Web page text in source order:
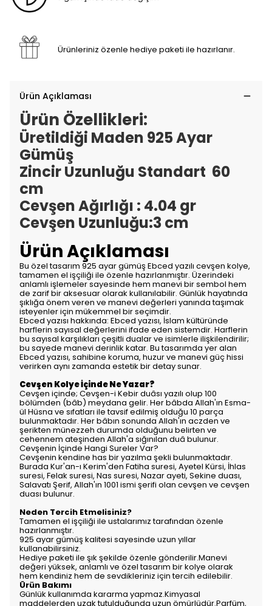
Ürünleriniz özenle hediye paketi ile hazırlanır.
Ürün Açıklaması
Ürün Özellikleri:
Üretildiği Maden 925 Ayar
Gümüş
Zincir Uzunluğu Standart 60
cm
Cevşen Ağırlığı : 4.04 gr
Cevşen Uzunluğu:3 cm
Ürün Açıklaması
Bu özel tasarım 925 ayar gümüş Ebced yazılı cevşen kolye,
tamamen el işçiliği ile özenle hazırlanmıştır. Üzerindeki
anlamlı işlemeler sayesinde hem manevi bir sembol hem
de zarif bir aksesuar olarak kullanılabilir. Günlük hayatında
şıklığa önem veren ve manevi değerleri yanında taşımak
isteyenler için mükemmel bir seçimdir.
Ebced yazısı hakkında: Ebced yazısı, İslam kültüründe
harflerin sayısal değerlerini ifade eden sistemdir. Harflerin
bu sayısal karşılıkları çeşitli dualar ve isimlerle ilişkilendirilir;
bu sayede manevi derinlik katar. Bu tasarımda yer alan
Ebced yazısı, sahibine koruma, huzur ve manevi güç hissi
verirken aynı zamanda estetik bir detay sunar.
Cevşen Kolye İçinde Ne Yazar?
Cevşen içinde; Cevşen-i Kebir duâsı yazılı olup 100
bölümden (bâb) meydana gelir. Her bâbda Allah'ın Esma-
ül Hüsna ve sıfatları ile tavsif edilmiş olduğu 10 parça
bulunmaktadır. Her bâbın sonunda Allah'ın aczden ve
şerikten münezzeh durumda olduğunu belirten ve
cehennem ateşinden Allah'a sığınılan duâ bulunur.
Cevşenin İçinde Hangi Sureler Var?
Cevşenin kendine has bir yazılma şekli bulunmaktadır.
Burada Kur'an-ı Kerim'den Fatiha suresi, Ayetel Kürsi, İhlas
suresi, Felak suresi, Nas suresi, Nazar ayeti, Sekine duası,
Salavatı Şerif, Allah'ın 1001 ismi şerifi olan cevşen ve cevşen
duası bulunur.
Neden Tercih Etmelisiniz?
Tamamen el işçiliği ile ustalarımız tarafından özenle
hazırlanmıştır.
925 ayar gümüş kalitesi sayesinde uzun yıllar
kullanabilirsiniz.
Hediye paketi ile şık şekilde özenle gönderilir.Manevi
değeri yüksek, anlamlı ve özel tasarım bir kolye olarak
hem kendiniz hem de sevdikleriniz için tercih edilebilir.
Ürün Bakımı
Günlük kullanımda kararma yapmaz.Kimyasal
maddelerden uzak tutulduğunda uzun ömürlüdür.Parfüm,